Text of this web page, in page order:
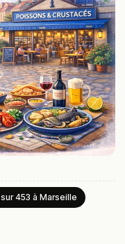
sur 453 à Marseille